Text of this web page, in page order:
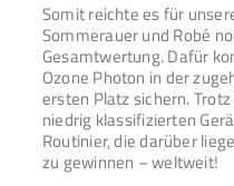
Somit reichte es für
Sommerauer und Robé
Gesamtwertung. Dafür
Ozone Photon in der
ersten Platz sichern.
niedrig klassifizierten
Routinier, die darüber
zu gewinnen – weltweit!